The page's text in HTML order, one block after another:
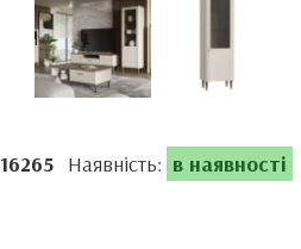
16265Наявність: в наявності